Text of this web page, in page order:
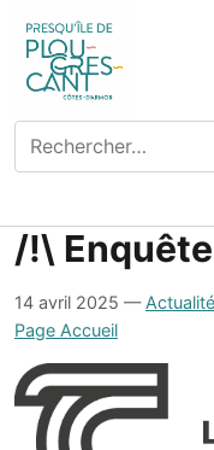
Rechercher
sur
site
/!\
14 avril 2025 —
Page Accueil